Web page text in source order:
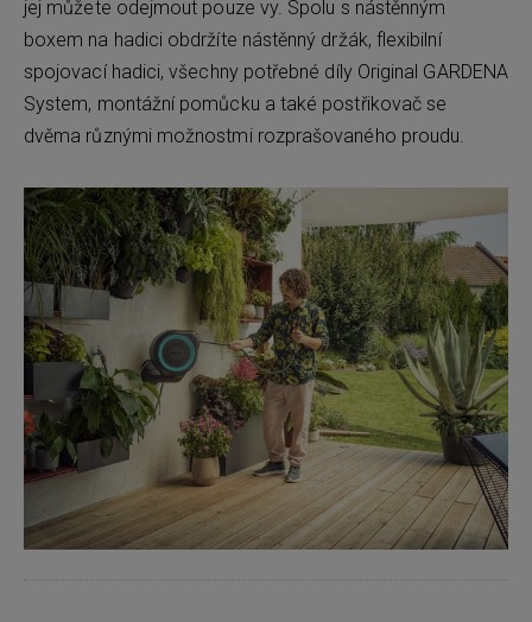
jej můžete odejmout pouze vy. Spolu s nástěnným
boxem na hadici obdržíte nástěnný držák, flexibilní
spojovací hadici, všechny potřebné díly Original GARDENA
System, montážní pomůcku a také postřikovač se
dvěma různými možnostmi rozprašovaného proudu.